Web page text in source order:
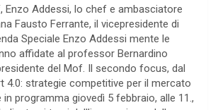
Enzo Addessi, lo chef e ambasciatore
Fausto Ferrante, il vicepresidente di
Speciale Enzo Addessi mente le
affidate al professor Bernardino
del Mof. Il secondo focus, dal
4.0: strategie competitive per il mercato
in programma giovedì 5 febbraio, alle 11.,